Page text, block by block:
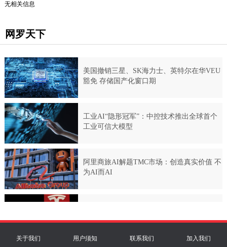
无相关信息
网罗天下
关于我们 用户须知 联系我们 加入我们